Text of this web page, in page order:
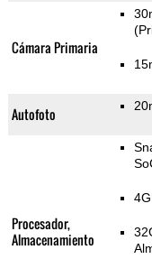
Cámara Primaria
Autofoto
Procesador,
Almacenamiento